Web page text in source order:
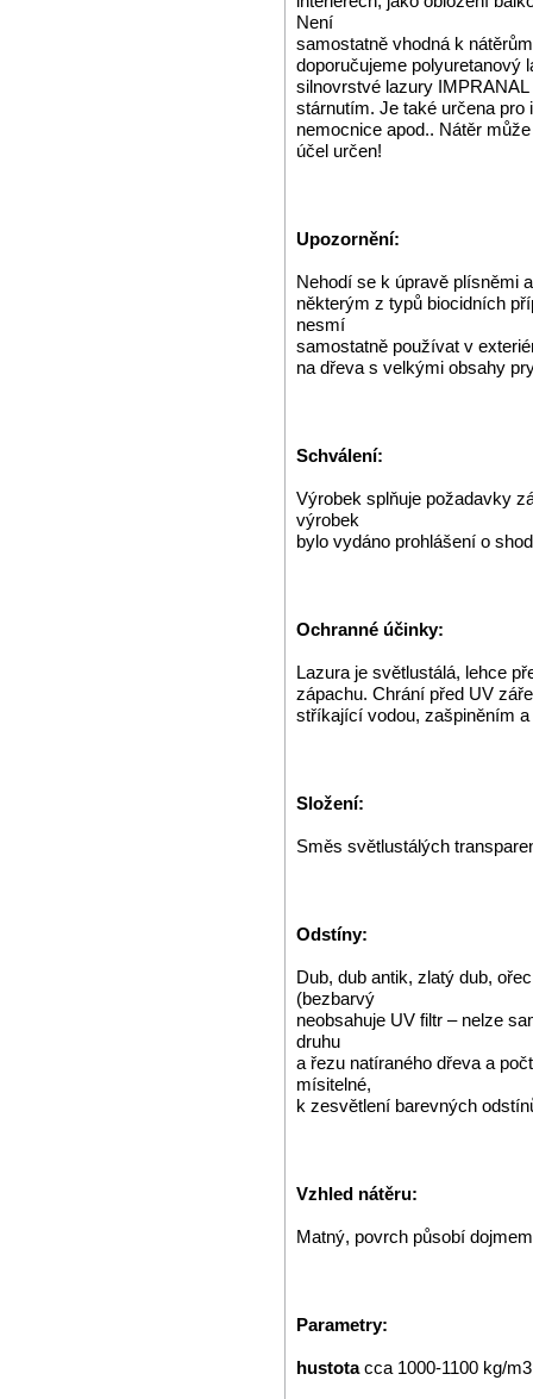
Není
samostatně vhodná k
doporučujeme polyuretanový
silnovrstvé lazury
stárnutím. Je také určena
nemocnice apod.. Nátěr
účel určen!
Upozornění:
Nehodí se k úpravě plísněmi
některým z typů biocidních
nesmí
samostatně používat v
na dřeva s velkými obsahy
Schválení:
Výrobek splňuje požadavky
výrobek
bylo vydáno prohlášení o
Ochranné účinky:
Lazura je světlustálá, lehce
zápachu. Chrání před UV
stříkající vodou, zašpiněním
Složení:
Směs světlustálých
Odstíny:
Dub, dub antik, zlatý dub,
(bezbarvý
neobsahuje UV filtr – nelze
druhu
a řezu natíraného dřeva a
mísitelné,
k zesvětlení barevných
Vzhled nátěru:
Matný, povrch působí
Parametry:
hustotacca 1000-1100 kg/